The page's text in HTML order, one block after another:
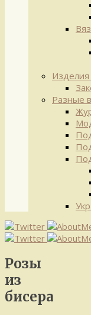
Изделия
Разные
Розы
из
бисера